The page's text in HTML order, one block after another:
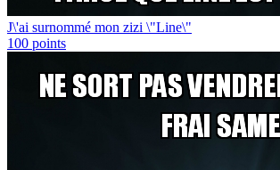
J\'ai surnommé mon zizi \"Line\"
100 points